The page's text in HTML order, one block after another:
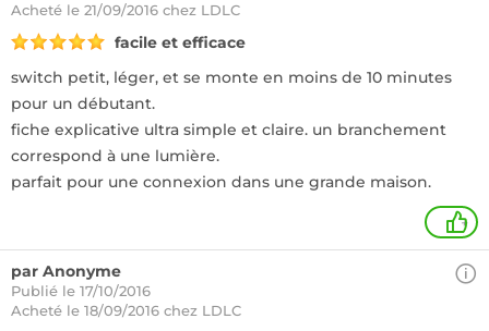
Acheté le 21/09/2016 chez LDLC
facile et efficace
switch petit, léger, et se monte en moins de 10 minutes
pour un débutant.
fiche explicative ultra simple et claire. un branchement
correspond à une lumière.
parfait pour une connexion dans une grande maison.
+
par Anonyme
Publié le 17/10/2016
Acheté le 18/09/2016 chez LDLC